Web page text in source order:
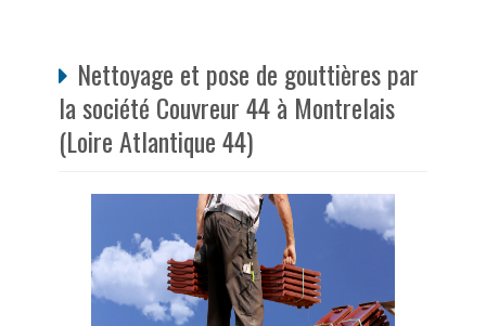
Nettoyage et pose de gouttières par
la société Couvreur 44 à Montrelais
(Loire Atlantique 44)